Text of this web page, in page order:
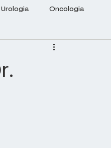
Urologia Oncologia
Brazil Health